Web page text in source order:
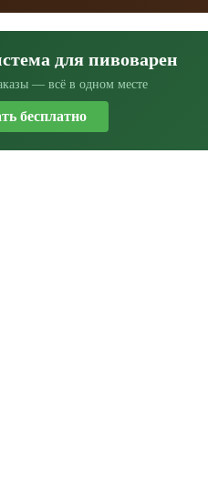
для пивоварен
— всё в одном месте
бесплатно